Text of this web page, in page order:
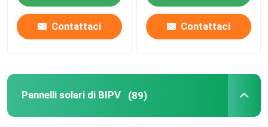
Giro della fabbrica
Contattici
Contattaci Contattaci
Pannelli solari di BIPV (89)